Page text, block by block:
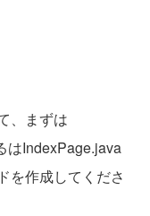
、まずは
はIndexPage.java
を作成してくださ